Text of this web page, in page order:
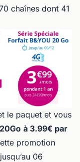
chaînes dont 41
le paquet et vous
à 3.99€ par
promotion
06